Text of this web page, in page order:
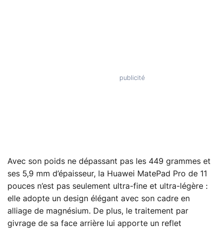
Avec son poids ne dépassant pas les 449 grammes et
ses 5,9 mm d’épaisseur, la Huawei MatePad Pro de 11
pouces n’est pas seulement ultra-fine et ultra-légère :
elle adopte un design élégant avec son cadre en
alliage de magnésium. De plus, le traitement par
givrage de sa face arrière lui apporte un reflet